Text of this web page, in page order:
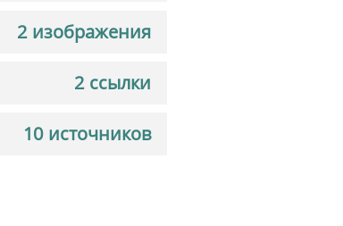
2 изображения
2 ссылки
10 источников